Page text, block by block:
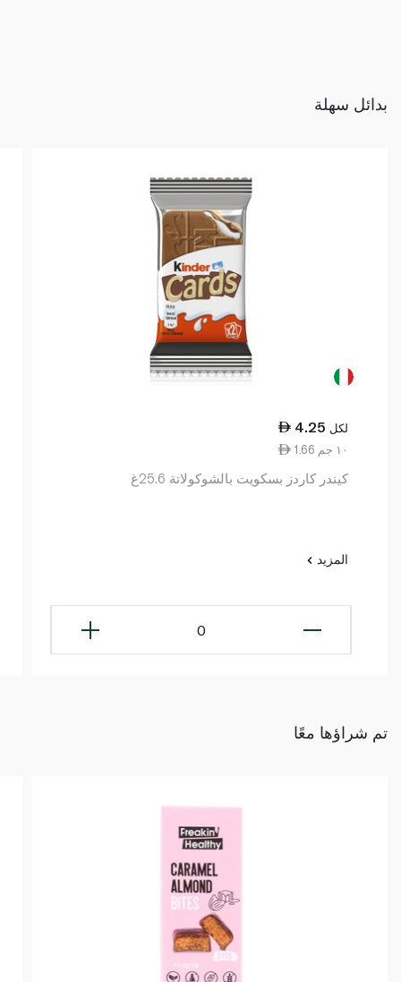
بدائل سهلة
4.25 لكل
1.66 ١٠ جم
كيندر كاردز بسكويت بالشوكولاتة 25.6غ
المزيد
0
تم شراؤها معًا